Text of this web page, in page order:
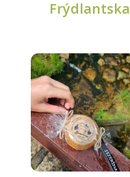
Frýdlantska